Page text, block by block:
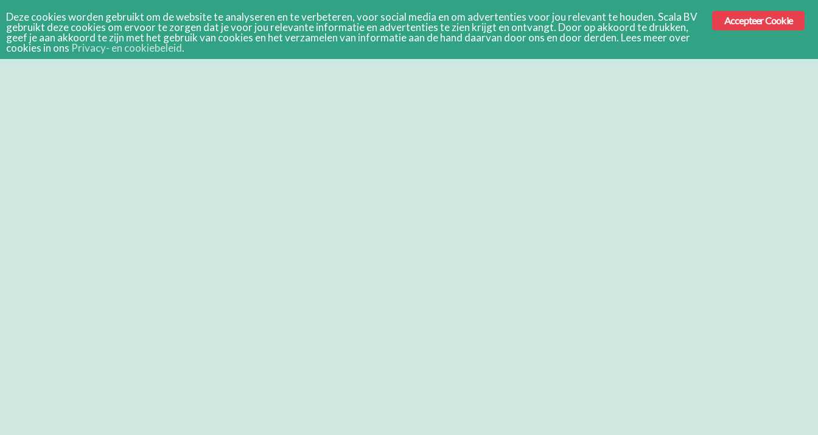
Accepteer Cookie
Deze cookies worden gebruikt om de website te analyseren en te verbeteren, voor social media en om advertenties voor jou relevant te houden. Scala BV
gebruikt deze cookies om ervoor te zorgen dat je voor jou relevante informatie en advertenties te zien krijgt en ontvangt. Door op akkoord te drukken,
geef je aan akkoord te zijn met het gebruik van cookies en het verzamelen van informatie aan de hand daarvan door ons en door derden. Lees meer over
cookies in ons Privacy- en cookiebeleid.